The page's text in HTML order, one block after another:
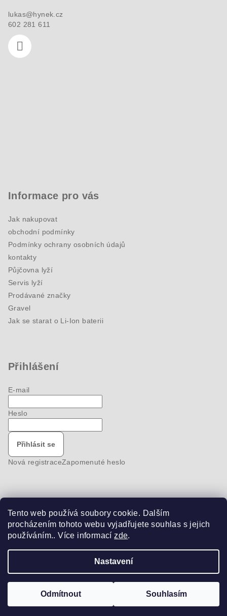
Tento web používá soubory cookie. Dalším
procházením tohoto webu vyjadřujete souhlas s jejich
používáním.. Více informacízde.
Nastavení
Odmítnout Souhlasím
lukas@hynek.cz
602 281 611
Informace pro vás
Jak nakupovat
obchodní podmínky
Podmínky ochrany osobních údajů
kontakty
Půjčovna lyží
Servis lyží
Prodávané značky
Gravel
Jak se starat o Li-Ion baterii
Přihlášení
E-mail
Heslo
Přihlásit se
Nová registraceZapomenuté heslo
Nákupní košík
0ks /0 Kč
. Všechna práva vyhrazena.
Vytvořil Shoptet